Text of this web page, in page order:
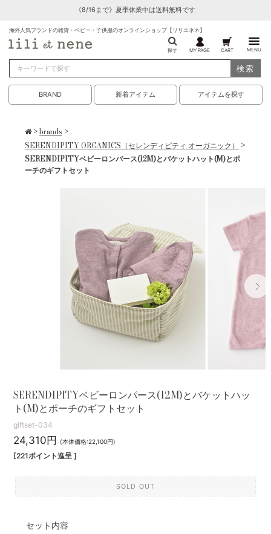
《8/16まで》夏季休業中は送料無料です
海外人気ブランドの雑貨・ベビー・子供服のオンラインショップ【リリエネネ】
探す MY PAGE CART MENU
検索
BRAND 新着アイテム アイテムを探す
>brands >
SERENDIPITY ORGANICS（セレンディピティ オーガニック） >
SERENDIPITYベビーロンパース(12M)とバケットハット(M)とポ
ーチのギフトセット
SERENDIPITYベビーロンパース(12M)とバケットハッ
ト(M)とポーチのギフトセット
giftset-034
24,310円 (本体価格:22,100円)
[221ポイント進呈 ]
SOLD OUT
セット内容